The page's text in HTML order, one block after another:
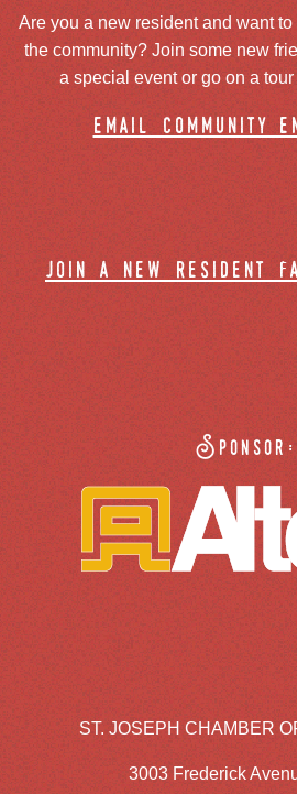
Are you a new resident and want
the community? Join some new
a special event or go on a
email community
join a new resident
Sponsor:
ST. JOSEPH CHAMBER
3003 Frederick